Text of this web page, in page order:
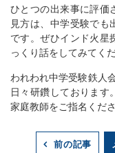
ひとつの出来事に評価
見方は、中学受験でも
です。ぜひインド火星
っくり話をしてみてくだ
われわれ中学受験鉄人
日々研鑽しております
家庭教師をご指名くださ
前の記事